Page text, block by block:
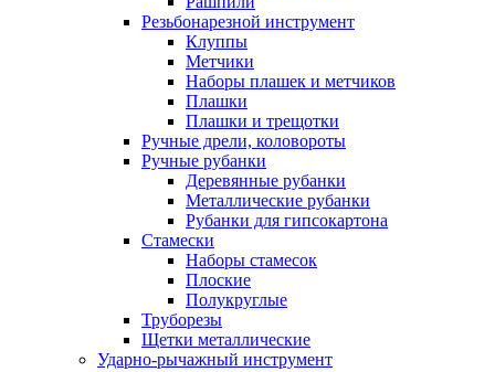
Резьбонарезной инструмент
Клуппы
Метчики
Наборы плашек и метчиков
Плашки
Плашки и трещотки
Ручные дрели, коловороты
Ручные рубанки
Деревянные рубанки
Металлические рубанки
Рубанки для гипсокартона
Стамески
Наборы стамесок
Плоские
Полукруглые
Труборезы
Щетки металлические
Ударно-рычажный инструмент